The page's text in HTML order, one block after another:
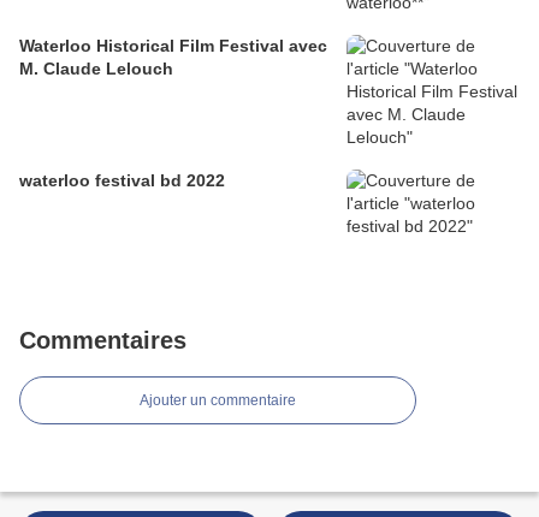
Waterloo Historical Film Festival avec
M. Claude Lelouch
waterloo festival bd 2022
Commentaires
Ajouter un commentaire